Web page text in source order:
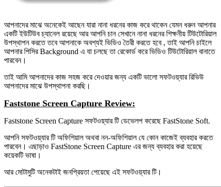
আপনাদের মাঝে অনেকেই আছেন যারা নানা ধরনের কাজ করে থাকেন যেমন ধরুন আপনার
একটি ইউটিউব চ্যানেল রয়েছে আর আপনি চান সেখানে নানা ধরনের শিক্ষনীয় টিউটোরিয়াল
উপস্থাপন করতে তবে আপনাকে অবশ্যই ভিডিও তৈরী করতে হবে , তাই আপনি চাইলে
আপনার পিসির Background এ যা চলছে তা রেকোর্ড করে ভিডিও টিউটোরিয়াল বানাতে
পারবেন।
তাই আমি আপনাদের কাজ সহজ করে দেওয়ার জন্য একটি ভালো সফটওয়্যার রিভিউ
আপনাদের মাঝে উপস্থাপনা করছি।
Faststone Screen Capture Review:
Faststone Screen Capture সফটওয়্যার টি ডেভেলপ করেছে FastStone Soft.
আপনি সফটওয়্যার টি অফিশিয়াল অথবা নন-অফিশিয়াল যে কোন কাজেই ব্যবহার করতে
পারবেন। এছাড়াও FastStone Screen Capture এর জন্য ব্যবহার করা হয়েছে
কয়েকটি ভাষা।
আর মোটামুটি অনেকটাই জনপ্রিয়তা পেয়েছে এই সফটওয়্যার টি।